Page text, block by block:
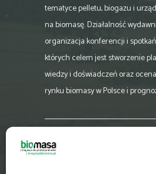
tematyce pelletu, biogazu i
na biomasę. Działalność
organizacja konferencji i
których celem jest stworzenie
wiedzy i doświadczeń oraz
rynku biomasy w Polsce i